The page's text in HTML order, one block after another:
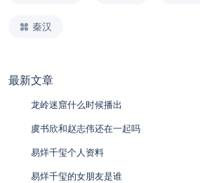
秦汉
最新文章
龙岭迷窟什么时候播出
虞书欣和赵志伟还在一起吗
易烊千玺个人资料
易烊千玺的女朋友是谁